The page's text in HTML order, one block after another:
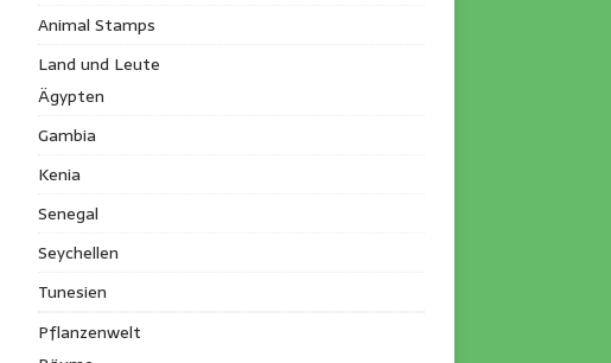
Animal Stamps
Land und Leute
Ägypten
Gambia
Kenia
Senegal
Seychellen
Tunesien
Pflanzenwelt